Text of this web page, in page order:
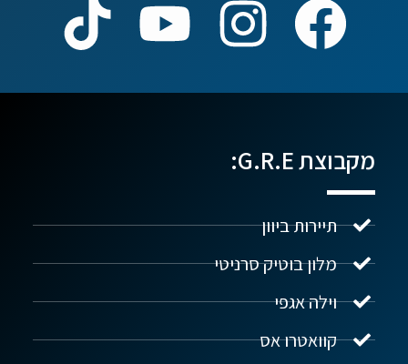
מקבוצת G.R.E:
תיירות ביוון
מלון בוטיק סרניטי
וילה אגפי
קוואטרו אס
נדל"ן ביוון G.R.E